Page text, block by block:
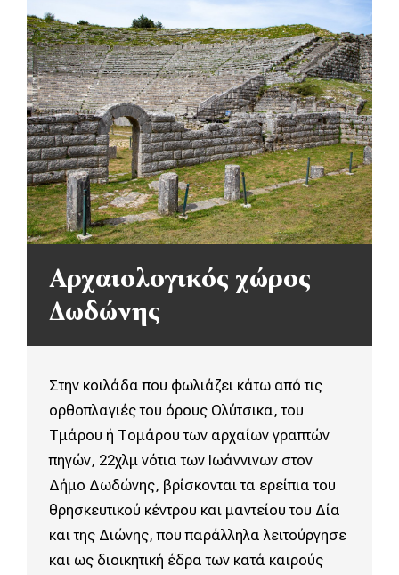
Αρχαιολογικός χώρος
Δωδώνης
Στην κοιλάδα που φωλιάζει κάτω από τις
ορθοπλαγιές του όρους Ολύτσικα, του
Τμάρου ή Τομάρου των αρχαίων γραπτών
πηγών, 22χλμ νότια των Ιωάννινων στον
Δήμο Δωδώνης, βρίσκονται τα ερείπια του
θρησκευτικού κέντρου και μαντείου του Δία
και της Διώνης, που παράλληλα λειτούργησε
και ως διοικητική έδρα των κατά καιρούς